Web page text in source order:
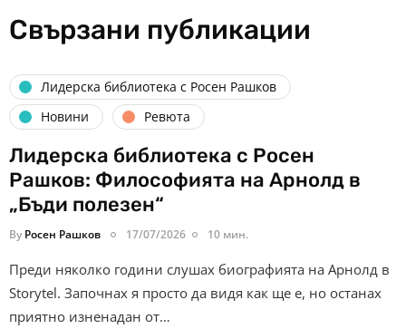
Свързани публикации
Лидерска библиотека с Росен Рашков
Новини
Ревюта
Лидерска библиотека с Росен
Рашков: Философията на Арнолд в
„Бъди полезен“
By Росен Рашков 17/07/2026 10 мин.
Преди няколко години слушах биографията на Арнолд в
Storytel. Започнах я просто да видя как ще е, но останах
приятно изненадан от…